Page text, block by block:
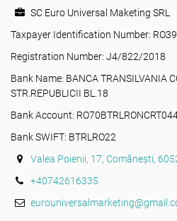
SC Euro Universal Maketing SRL
Taxpayer Identification Number:
Registration Number: J4/822/2018
Bank Name: BANCA TRANSILVANIA
STR.REPUBLICII BL.18
Bank Account:
Bank SWIFT: BTRLRO22
Valea Poienii, 17, Comănești,
+40742616335